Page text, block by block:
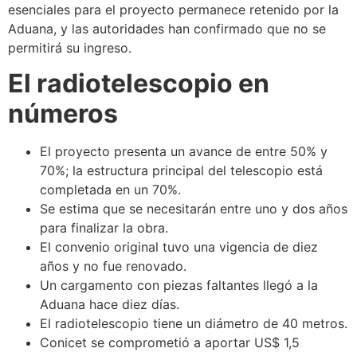
esenciales para el proyecto permanece retenido por la
Aduana, y las autoridades han confirmado que no se
permitirá su ingreso.
El radiotelescopio en
números
El proyecto presenta un avance de entre 50% y
70%; la estructura principal del telescopio está
completada en un 70%.
Se estima que se necesitarán entre uno y dos años
para finalizar la obra.
El convenio original tuvo una vigencia de diez
años y no fue renovado.
Un cargamento con piezas faltantes llegó a la
Aduana hace diez días.
El radiotelescopio tiene un diámetro de 40 metros.
Conicet se comprometió a aportar US$ 1,5